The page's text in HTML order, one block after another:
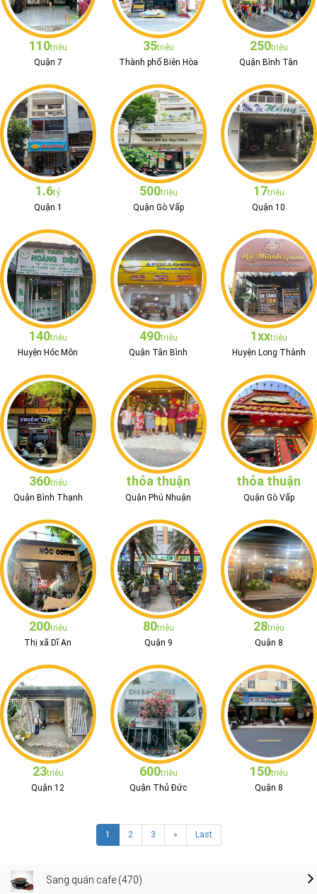
110triệu
Quận 7
35triệu
Thành phố Biên Hòa
250triệu
Quận Bình Tân
1.6tỷ
Quận 1
500triệu
Quận Gò Vấp
17triệu
Quận 10
140triệu
Huyện Hóc Môn
490triệu
Quận Tân Bình
1xxtriệu
Huyện Long Thành
360triệu
Quận Bình Thạnh
thỏa thuận
Quận Phú Nhuận
thỏa thuận
Quận Gò Vấp
200triệu
Thị xã Dĩ An
80triệu
Quận 9
28triệu
Quận 8
23triệu
Quận 12
600triệu
Quận Thủ Đức
150triệu
Quận 8
1 2 3 » Last
Sang quán cafe (470)